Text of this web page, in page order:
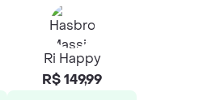
Ri Happy
R$ 149,99